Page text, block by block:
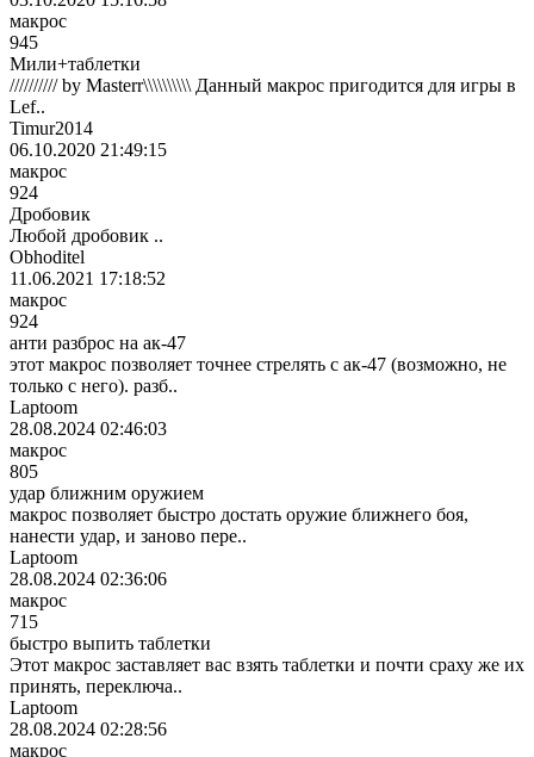
макрос
945
Мили+таблетки
////////// by Masterr\\\\\\\\\\ Данный макрос пригодится для игры в
Lef..
Timur2014
06.10.2020 21:49:15
макрос
924
Дробовик
Любой дробовик ..
Obhoditel
11.06.2021 17:18:52
макрос
924
анти разброс на ак-47
этот макрос позволяет точнее стрелять с ак-47 (возможно, не
только с него). разб..
Laptoom
28.08.2024 02:46:03
макрос
805
удар ближним оружием
макрос позволяет быстро достать оружие ближнего боя,
нанести удар, и заново пере..
Laptoom
28.08.2024 02:36:06
макрос
715
быстро выпить таблетки
Этот макрос заставляет вас взять таблетки и почти сраху же их
принять, переключа..
Laptoom
28.08.2024 02:28:56
макрос